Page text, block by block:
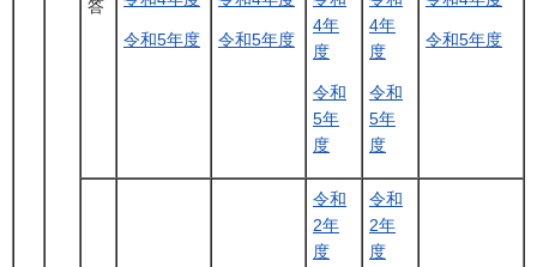
答
令和5年度 令和5年度
4年
度
令和
5年
度
4年
度
令和
5年
度
令和5年度
令和
2年
度
令和
2年
度